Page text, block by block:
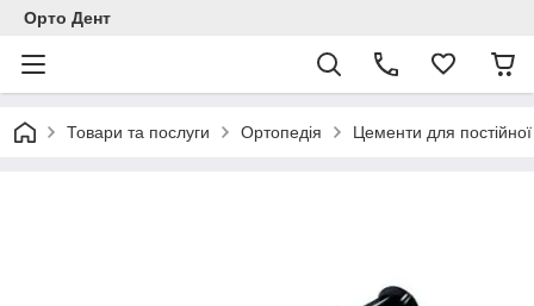
Орто Дент
Товари та послуги Ортопедія Цементи для постійної